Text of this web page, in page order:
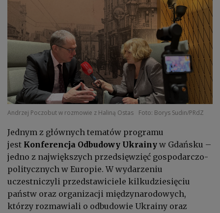
Andrzej Poczobut w rozmowie z Haliną Ostas Foto: Borys Sudin/PRdZ
Jednym z głównych tematów programu
jest Konferencja Odbudowy Ukrainy w Gdańsku –
jedno z największych przedsięwzięć gospodarczo-
politycznych w Europie. W wydarzeniu
uczestniczyli przedstawiciele kilkudziesięciu
państw oraz organizacji międzynarodowych,
którzy rozmawiali o odbudowie Ukrainy oraz